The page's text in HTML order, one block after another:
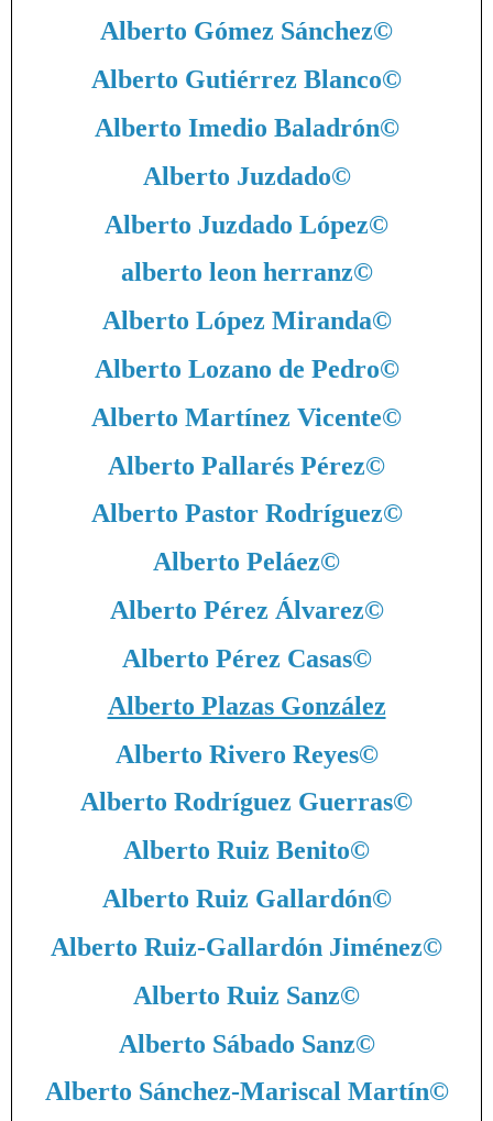
Alberto Gómez Sánchez©
Alberto Gutiérrez Blanco©
Alberto Imedio Baladrón©
Alberto Juzdado©
Alberto Juzdado López©
alberto leon herranz©
Alberto López Miranda©
Alberto Lozano de Pedro©
Alberto Martínez Vicente©
Alberto Pallarés Pérez©
Alberto Pastor Rodríguez©
Alberto Peláez©
Alberto Pérez Álvarez©
Alberto Pérez Casas©
Alberto Plazas González
Alberto Rivero Reyes©
Alberto Rodríguez Guerras©
Alberto Ruiz Benito©
Alberto Ruiz Gallardón©
Alberto Ruiz-Gallardón Jiménez©
Alberto Ruiz Sanz©
Alberto Sábado Sanz©
Alberto Sánchez-Mariscal Martín©